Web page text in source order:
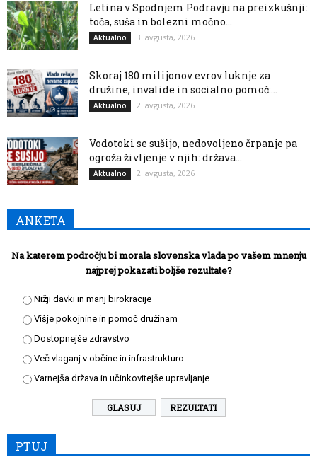
Letina v Spodnjem Podravju na preizkušnji:
toča, suša in bolezni močno...
Aktualno 3. avgusta, 2026
Skoraj 180 milijonov evrov luknje za
družine, invalide in socialno pomoč:...
Aktualno 2. avgusta, 2026
Vodotoki se sušijo, nedovoljeno črpanje pa
ogroža življenje v njih: država...
Aktualno 2. avgusta, 2026
ANKETA
Na katerem področju bi morala slovenska vlada po vašem mnenju
najprej pokazati boljše rezultate?
Nižji davki in manj birokracije
Višje pokojnine in pomoč družinam
Dostopnejše zdravstvo
Več vlaganj v občine in infrastrukturo
Varnejša država in učinkovitejše upravljanje
REZULTATI
PTUJ